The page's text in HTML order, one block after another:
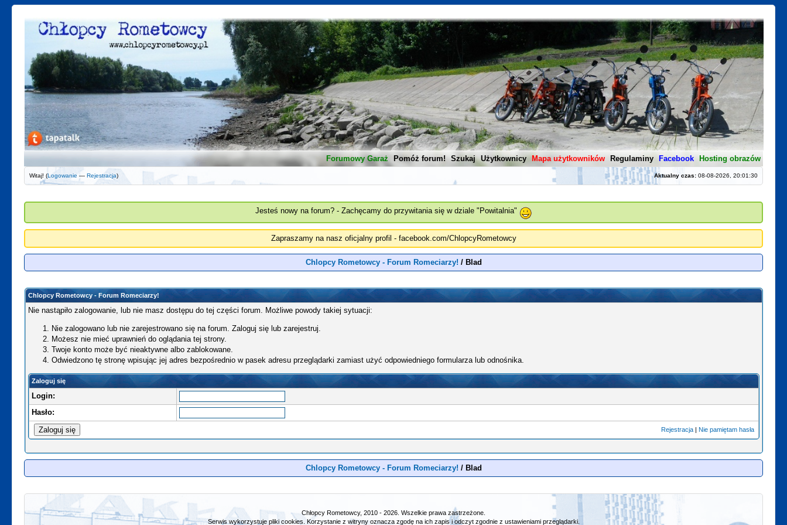
Forumowy Garaż Pomóż forum! Szukaj Użytkownicy Mapa użytkowników Regulaminy Facebook Hosting obrazów
Aktualny czas:08-08-2026, 20:01:30
Witaj! (Logowanie —Rejestracja)
Jesteś nowy na forum? - Zachęcamy do przywitania się w dziale "Powitalnia"
Zapraszamy na nasz oficjalny profil - facebook.com/ChlopcyRometowcy
Chlopcy Rometowcy - Forum Romeciarzy! / Blad
Chlopcy Rometowcy - Forum Romeciarzy!
Nie nastąpiło zalogowanie, lub nie masz dostępu do tej części forum. Możliwe powody takiej sytuacji:
Nie zalogowano lub nie zarejestrowano się na forum. Zaloguj się lub zarejestruj.
Możesz nie mieć uprawnień do oglądania tej strony.
Twoje konto może być nieaktywne albo zablokowane.
Odwiedzono tę stronę wpisując jej adres bezpośrednio w pasek adresu przeglądarki zamiast użyć odpowiedniego formularza lub odnośnika.
Zaloguj się
Login:
Hasło:
Rejestracja| Nie pamiętam hasła
Chlopcy Rometowcy - Forum Romeciarzy! / Blad
Chłopcy Rometowcy, 2010 - 2026. Wszelkie prawa zastrzeżone.
Serwis wykorzystuje pliki cookies. Korzystanie z witryny oznacza zgodę na ich zapis i odczyt zgodnie z ustawieniami przeglądarki.